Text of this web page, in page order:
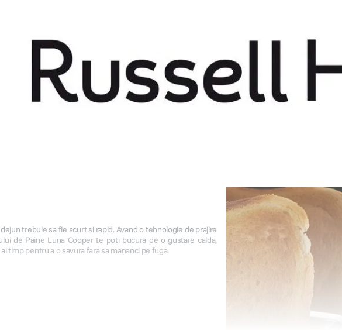
trebuie sa fie scurt si rapid. Avand o tehnologie de prajire
de Paine Luna Cooper te poti bucura de o gustare calda,
timp pentru a o savura fara sa mananci pe fuga.